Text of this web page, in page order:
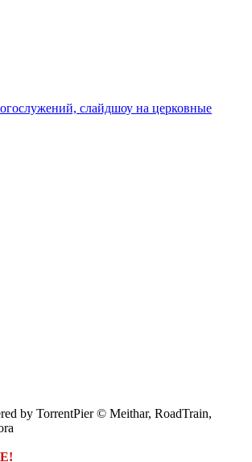
слайдшоу на церковные
by TorrentPier © Meithar, RoadTrain,